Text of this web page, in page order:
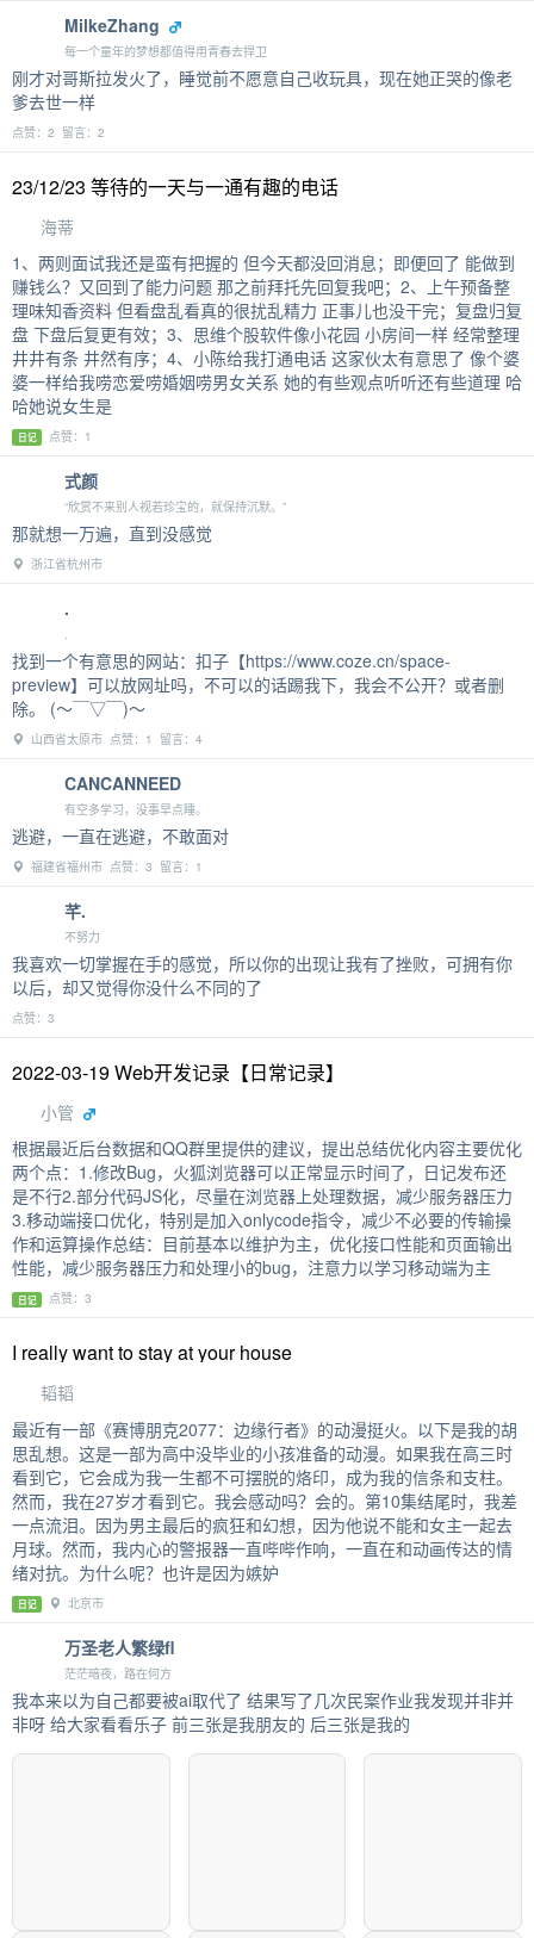
MilkeZhang
每一个童年的梦想都值得用青春去捍卫
刚才对哥斯拉发火了，睡觉前不愿意自己收玩具，现在她正哭的像老
爹去世一样
点赞：2 留言：2
23/12/23 等待的一天与一通有趣的电话
海蒂
1、两则面试我还是蛮有把握的 但今天都没回消息；即便回了 能做到
赚钱么？又回到了能力问题 那之前拜托先回复我吧；2、上午预备整
理味知香资料 但看盘乱看真的很扰乱精力 正事儿也没干完；复盘归复
盘 下盘后复更有效；3、思维个股软件像小花园 小房间一样 经常整理
井井有条 井然有序；4、小陈给我打通电话 这家伙太有意思了 像个婆
婆一样给我唠恋爱唠婚姻唠男女关系 她的有些观点听听还有些道理 哈
哈她说女生是
日记 点赞：1
式颜
“欣赏不来别人视若珍宝的，就保持沉默。”
那就想一万遍，直到没感觉
浙江省杭州市
.
.
找到一个有意思的网站：扣子【https://www.coze.cn/space-
preview】可以放网址吗，不可以的话踢我下，我会不公开？或者删
除。 (～￣▽￣)～
山西省太原市 点赞：1 留言：4
CANCANNEED
有空多学习，没事早点睡。
逃避，一直在逃避，不敢面对
福建省福州市 点赞：3 留言：1
芊.
不努力
我喜欢一切掌握在手的感觉，所以你的出现让我有了挫败，可拥有你
以后，却又觉得你没什么不同的了
点赞：3
2022-03-19 Web开发记录【日常记录】
小管
根据最近后台数据和QQ群里提供的建议，提出总结优化内容主要优化
两个点：1.修改Bug，火狐浏览器可以正常显示时间了，日记发布还
是不行2.部分代码JS化，尽量在浏览器上处理数据，减少服务器压力
3.移动端接口优化，特别是加入onlycode指令，减少不必要的传输操
作和运算操作总结：目前基本以维护为主，优化接口性能和页面输出
性能，减少服务器压力和处理小的bug，注意力以学习移动端为主
日记 点赞：3
I really want to stay at your house
韬韬
最近有一部《赛博朋克2077：边缘行者》的动漫挺火。以下是我的胡
思乱想。这是一部为高中没毕业的小孩准备的动漫。如果我在高三时
看到它，它会成为我一生都不可摆脱的烙印，成为我的信条和支柱。
然而，我在27岁才看到它。我会感动吗？会的。第10集结尾时，我差
一点流泪。因为男主最后的疯狂和幻想，因为他说不能和女主一起去
月球。然而，我内心的警报器一直哔哔作响，一直在和动画传达的情
绪对抗。为什么呢？也许是因为嫉妒
日记 北京市
万圣老人繁绿fl
茫茫暗夜，路在何方
我本来以为自己都要被ai取代了 结果写了几次民案作业我发现并非并
非呀 给大家看看乐子 前三张是我朋友的 后三张是我的